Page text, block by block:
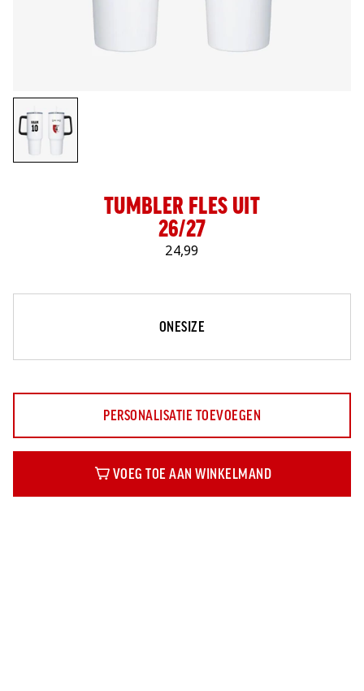
TUMBLER FLES UIT
26/27
24,99
Maat
ONESIZE
PERSONALISATIE TOEVOEGEN
VOEG TOE AAN WINKELMAND